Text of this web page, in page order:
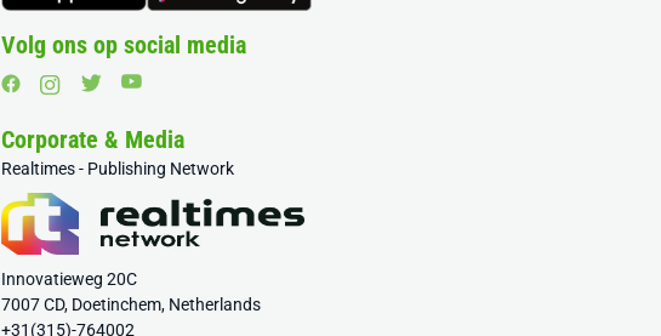
Volg ons op social media
Corporate & Media
Realtimes - Publishing Network
Innovatieweg 20C
7007 CD, Doetinchem, Netherlands
+31(315)-764002